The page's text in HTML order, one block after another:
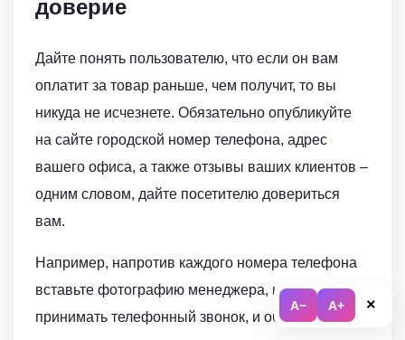
A− A+ ×
доверие
Дайте понять пользователю, что если он вам
оплатит за товар раньше, чем получит, то вы
никуда не исчезнете. Обязательно опубликуйте
на сайте городской номер телефона, адрес
вашего офиса, а также отзывы ваших клиентов –
одним словом, дайте посетителю довериться
вам.
Например, напротив каждого номера телефона
вставьте фотографию менеджера, который будет
принимать телефонный звонок, и обязательно